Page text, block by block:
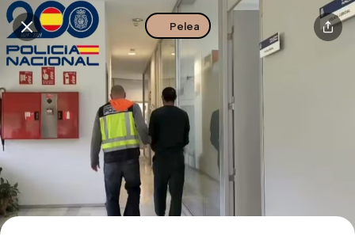
Descarga la app
Buscar en esta zona
Pelea